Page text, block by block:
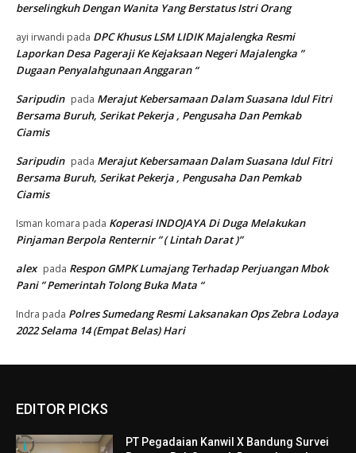
berselingkuh Dengan Wanita Yang Berstatus Istri Orang
ayi irwandi pada DPC Khusus LSM LIDIK Majalengka Resmi
Laporkan Desa Pageraji Ke Kejaksaan Negeri Majalengka ”
Dugaan Penyalahgunaan Anggaran “
Saripudin pada Merajut Kebersamaan Dalam Suasana Idul Fitri
Bersama Buruh, Serikat Pekerja , Pengusaha Dan Pemkab
Ciamis
Saripudin pada Merajut Kebersamaan Dalam Suasana Idul Fitri
Bersama Buruh, Serikat Pekerja , Pengusaha Dan Pemkab
Ciamis
Isman komara pada Koperasi INDOJAYA Di Duga Melakukan
Pinjaman Berpola Renternir ” ( Lintah Darat )”
alex pada Respon GMPK Lumajang Terhadap Perjuangan Mbok
Pani ” Pemerintah Tolong Buka Mata “
Indra pada Polres Sumedang Resmi Laksanakan Ops Zebra Lodaya
2022 Selama 14 (Empat Belas) Hari
EDITOR PICKS
PT Pegadaian Kanwil X Bandung Survei